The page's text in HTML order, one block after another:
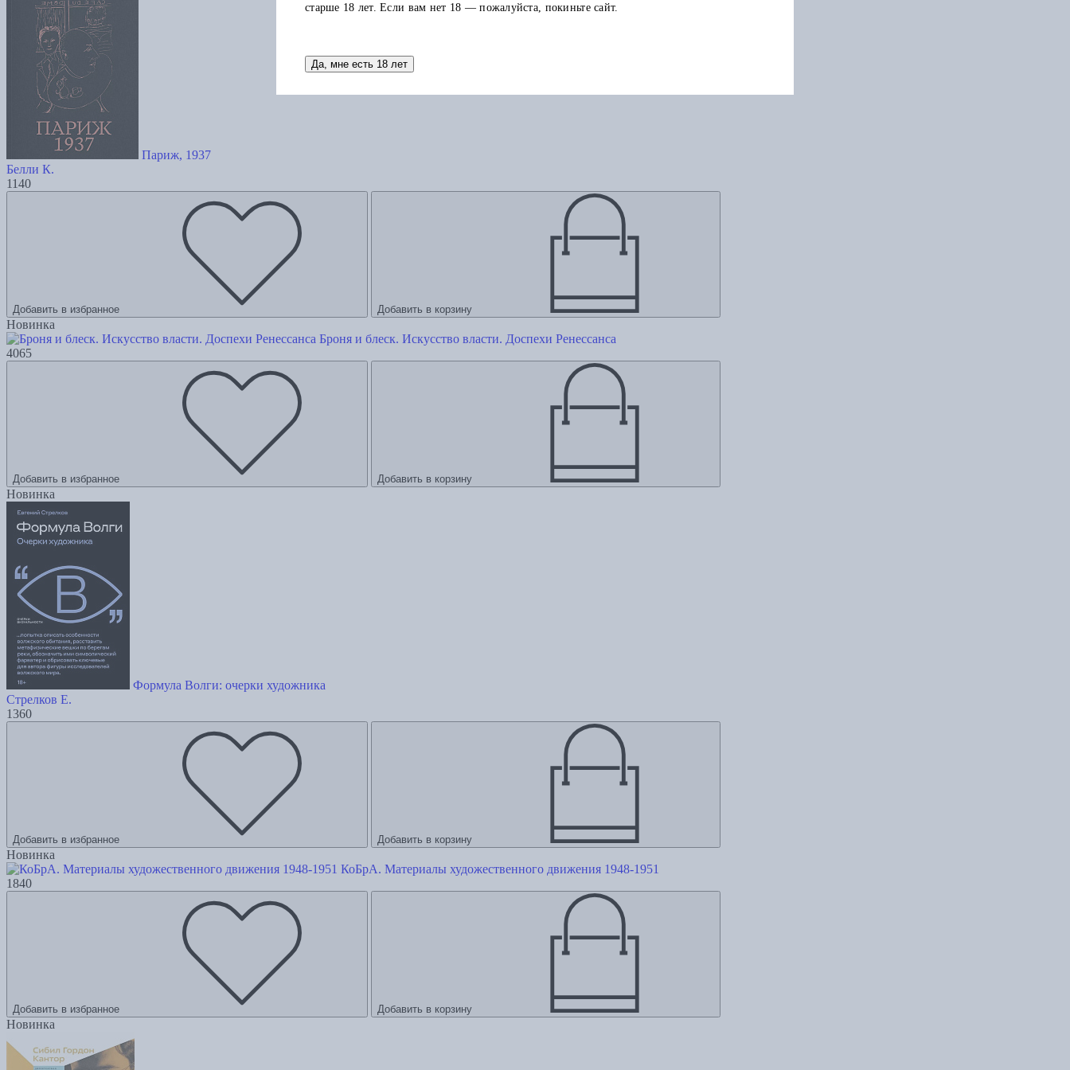
Париж, 1937
Белли К.
1140
Добавить в избранное Добавить в корзину
Новинка
Броня и блеск. Искусство власти. Доспехи Ренессанса
4065
Добавить в избранное Добавить в корзину
Новинка
Формула Волги: очерки художника
Стрелков Е.
1360
Добавить в избранное Добавить в корзину
Новинка
КоБрА. Материалы художественного движения 1948-1951
1840
Добавить в избранное Добавить в корзину
Новинка
старше 18 лет. Если вам нет 18 — пожалуйста, покиньте сайт.
Да, мне есть 18 лет